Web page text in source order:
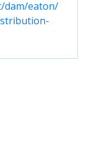
dam/eaton/